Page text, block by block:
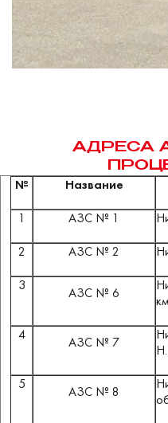
АДРЕСА
№ Название
1
АЗС № 1
2
АЗС № 2
3
АЗС № 6
4
АЗС № 7
Н.
5
АЗС № 8